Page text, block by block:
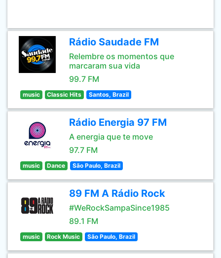
Rádio Saudade FM
Relembre os momentos que
marcaram sua vida
99.7 FM
music Classic Hits Santos, Brazil
Rádio Energia 97 FM
A energia que te move
97.7 FM
music Dance São Paulo, Brazil
89 FM A Rádio Rock
#WeRockSampaSince1985
89.1 FM
music Rock Music São Paulo, Brazil